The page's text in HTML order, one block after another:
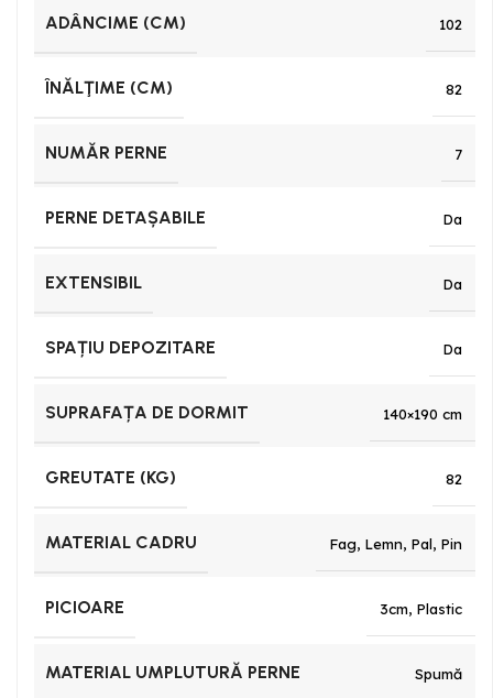
ADÂNCIME (CM) 102
ÎNĂLŢIME (CM) 82
NUMĂR PERNE 7
PERNE DETAȘABILE Da
EXTENSIBIL Da
SPAȚIU DEPOZITARE Da
SUPRAFAȚA DE DORMIT 140×190 cm
GREUTATE (KG) 82
MATERIAL CADRU Fag, Lemn, Pal, Pin
PICIOARE 3cm, Plastic
MATERIAL UMPLUTURĂ PERNE Spumă